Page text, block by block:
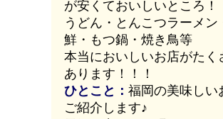
が安くておいしいところ！
うどん・とんこつラーメン
鮮・もつ鍋・焼き鳥等
本当においしいお店がたく
あります！！！
ひとこと： 福岡の美味しい
ご紹介します♪